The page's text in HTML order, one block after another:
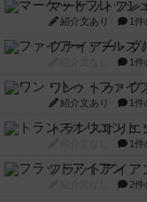
マーケットフレ
紹介文あり 1件
ファイアー・ブ
1件
ワン・トゥ・フ
紹介文あり 1件
トランスオリエ
1件
フラットアイア
2件